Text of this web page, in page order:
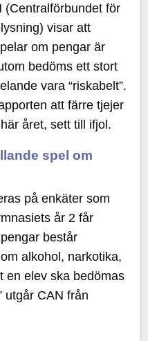
(Centralförbundet för
visar att
om pengar är
bedöms ett stort
vara “riskabelt”.
att färre tjejer
året, sett till ifjol.
spel om
på enkäter som
år 2 får
består
alkohol, narkotika,
en elev ska bedömas
utgår CAN från